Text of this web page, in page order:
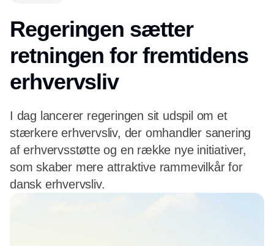
Regeringen sætter
retningen for fremtidens
erhvervsliv
I dag lancerer regeringen sit udspil om et
stærkere erhvervsliv, der omhandler sanering
af erhvervsstøtte og en række nye initiativer,
som skaber mere attraktive rammevilkår for
dansk erhvervsliv.